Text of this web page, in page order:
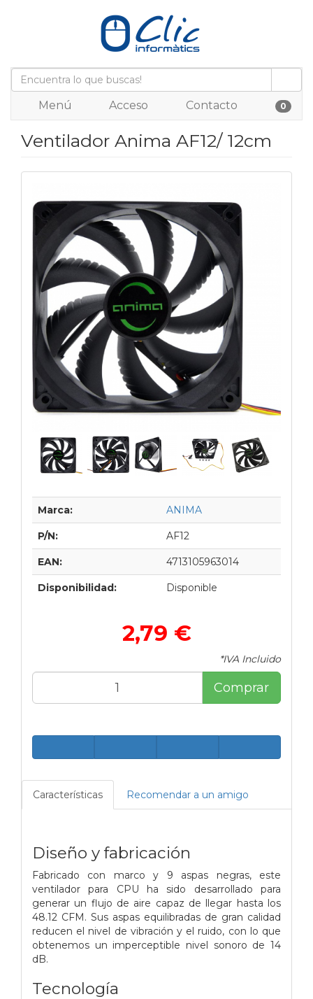
Menú Acceso Contacto 0
Ventilador Anima AF12/ 12cm
Marca: ANIMA
P/N: AF12
EAN: 4713105963014
Disponibilidad: Disponible
2,79 €
*IVA Incluido
Comprar
Características Recomendar a un amigo
Diseño y fabricación
Fabricado con marco y 9 aspas negras, este
ventilador para CPU ha sido desarrollado para
generar un flujo de aire capaz de llegar hasta los
48.12 CFM. Sus aspas equilibradas de gran calidad
reducen el nivel de vibración y el ruido, con lo que
obtenemos un imperceptible nivel sonoro de 14
dB.
Tecnología